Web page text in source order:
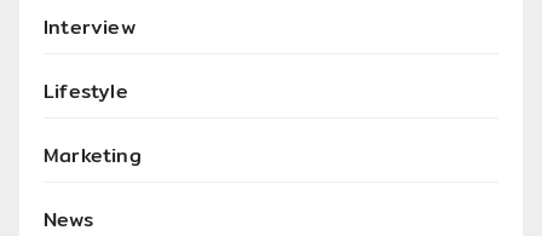
Interview
Lifestyle
Marketing
News